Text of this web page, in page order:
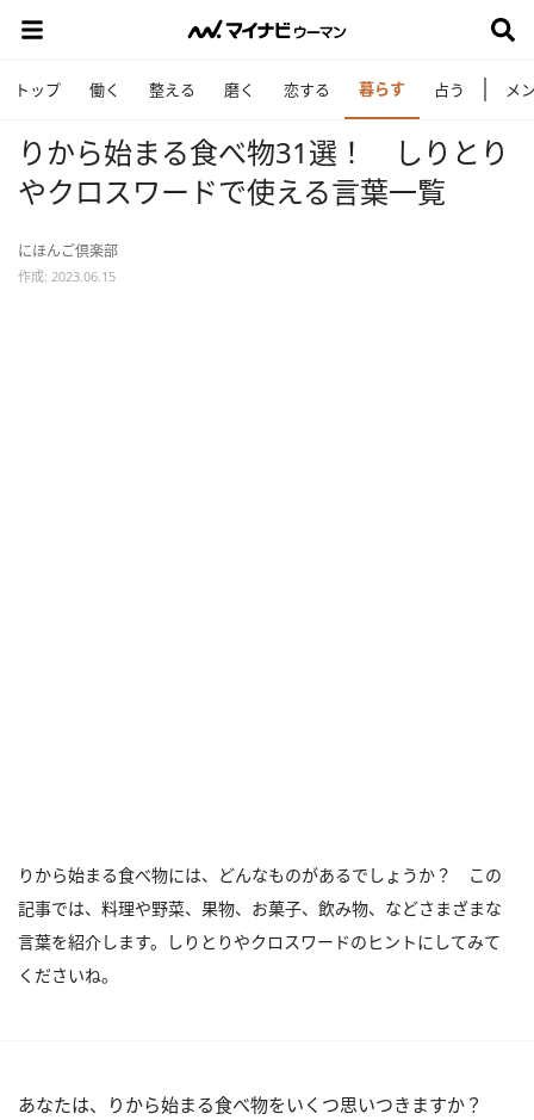
トップ 働く 整える 磨く 恋する 暮らす 占う メ
りから始まる食べ物31選！ しりとり
やクロスワードで使える言葉一覧
にほんご倶楽部
作成: 2023.06.15
りから始まる食べ物には、どんなものがあるでしょうか？ この
記事では、料理や野菜、果物、お菓子、飲み物、などさまざまな
言葉を紹介します。しりとりやクロスワードのヒントにしてみて
くださいね。
あなたは、りから始まる食べ物をいくつ思いつきますか？